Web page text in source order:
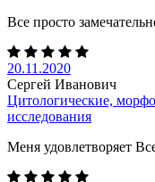
Все просто
20.11.2020
Сергей Иванович
Цитологические,
исследования
Меня удовлетворяет